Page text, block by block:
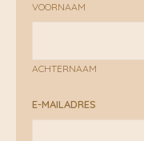
VOORNAAM
ACHTERNAAM
E-MAILADRES